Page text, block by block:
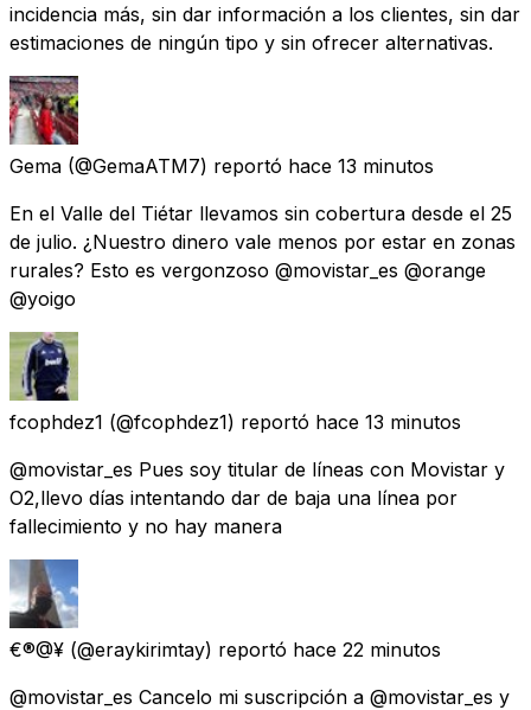
incidencia más, sin dar información a los clientes, sin dar
estimaciones de ningún tipo y sin ofrecer alternativas.
Gema (@GemaATM7) reportó hace 13 minutos
En el Valle del Tiétar llevamos sin cobertura desde el 25
de julio. ¿Nuestro dinero vale menos por estar en zonas
rurales? Esto es vergonzoso @movistar_es @orange
@yoigo
fcophdez1 (@fcophdez1) reportó hace 13 minutos
@movistar_es Pues soy titular de líneas con Movistar y
O2,llevo días intentando dar de baja una línea por
fallecimiento y no hay manera
€®@¥ (@eraykirimtay) reportó hace 22 minutos
@movistar_es Cancelo mi suscripción a @movistar_es y